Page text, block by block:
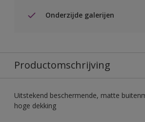
Onderzijde galerijen
Productomschrijving
Uitstekend beschermende, matte
hoge dekking